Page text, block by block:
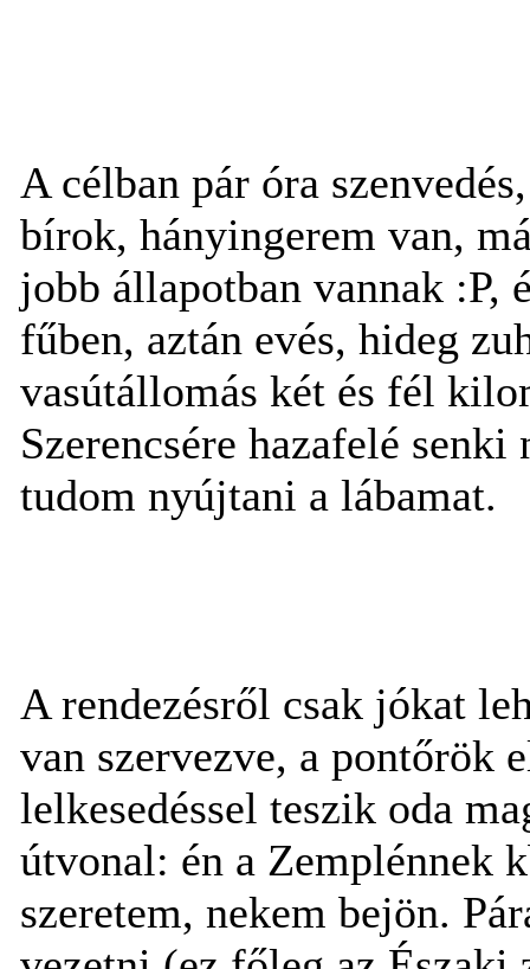
A célban pár óra
bírok, hányingerem van,
jobb állapotban vannak :P,
fűben, aztán evés, hideg
vasútállomás két és fél
Szerencsére hazafelé
tudom nyújtani a lábamat.
A rendezésről csak jókat
van szervezve, a pontőrök
lelkesedéssel teszik oda
útvonal: én a Zemplénnek
szeretem, nekem bejön.